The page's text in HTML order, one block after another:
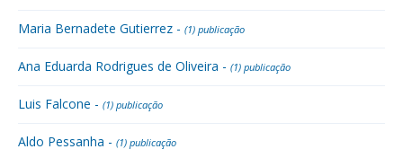
Maria Bernadete Gutierrez - (1) publicação
Ana Eduarda Rodrigues de Oliveira - (1) publicação
Luis Falcone - (1) publicação
Aldo Pessanha - (1) publicação